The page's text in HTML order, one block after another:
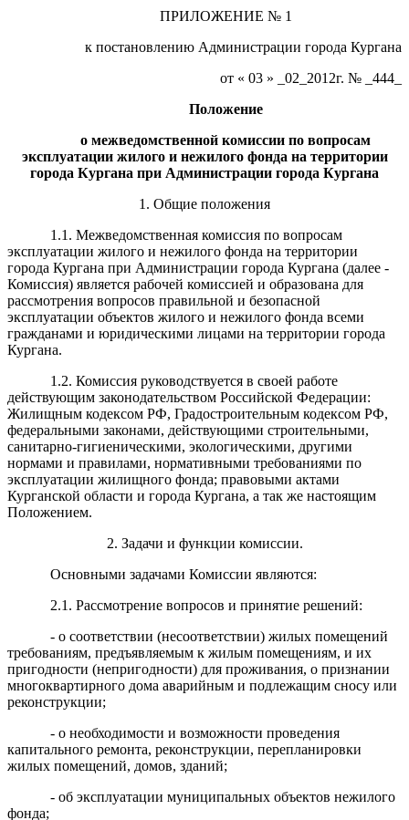
ПРИЛОЖЕНИЕ № 1
к постановлению Администрации города Кургана
от « 03 » _02_2012г. № _444_
Положение
о межведомственной комиссии по вопросам
эксплуатации жилого и нежилого фонда на территории
города Кургана при Администрации города Кургана
1. Общие положения
1.1. Межведомственная комиссия по вопросам
эксплуатации жилого и нежилого фонда на территории
города Кургана при Администрации города Кургана (далее -
Комиссия) является рабочей комиссией и образована для
рассмотрения вопросов правильной и безопасной
эксплуатации объектов жилого и нежилого фонда всеми
гражданами и юридическими лицами на территории города
Кургана.
1.2. Комиссия руководствуется в своей работе
действующим законодательством Российской Федерации:
Жилищным кодексом РФ, Градостроительным кодексом РФ,
федеральными законами, действующими строительными,
санитарно-гигиеническими, экологическими, другими
нормами и правилами, нормативными требованиями по
эксплуатации жилищного фонда; правовыми актами
Курганской области и города Кургана, а так же настоящим
Положением.
2. Задачи и функции комиссии.
Основными задачами Комиссии являются:
2.1. Рассмотрение вопросов и принятие решений:
- о соответствии (несоответствии) жилых помещений
требованиям, предъявляемым к жилым помещениям, и их
пригодности (непригодности) для проживания, о признании
многоквартирного дома аварийным и подлежащим сносу или
реконструкции;
- о необходимости и возможности проведения
капитального ремонта, реконструкции, перепланировки
жилых помещений, домов, зданий;
- об эксплуатации муниципальных объектов нежилого
фонда;